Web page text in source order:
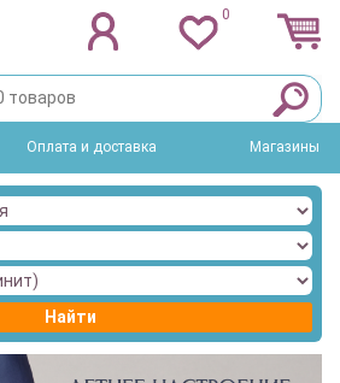
0
Оплата и доставка Магазины
Найти